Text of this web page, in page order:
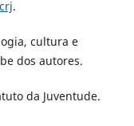
.
cultura e
dos autores.
da Juventude.